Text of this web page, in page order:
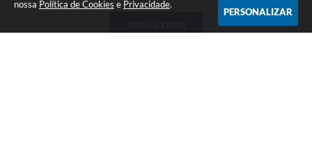
nossa Política de Cookies e Privacidade.
PERSONALIZAR